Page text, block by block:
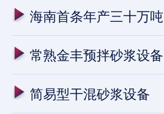
海南首条年产三十万吨预拌干混砂
常熟金丰预拌砂浆设备安装进行中
简易型干混砂浆设备